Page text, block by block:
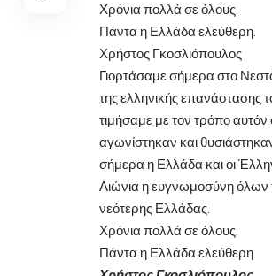
Χρόνια πολλά σε όλους.
Πάντα η Ελλάδα ελεύθερη.
Χρήστος Γκοσλιόπουλος
Γιορτάσαμε σήμερα στο
της ελληνικής επανάστασης
τιμήσαμε με τον τρόπο
αγωνίστηκαν και
σήμερα η Ελλάδα και οι
Αιώνια η ευγνωμοσύνη
νεότερης Ελλάδας.
Χρόνια πολλά σε όλους.
Πάντα η Ελλάδα ελεύθερη.